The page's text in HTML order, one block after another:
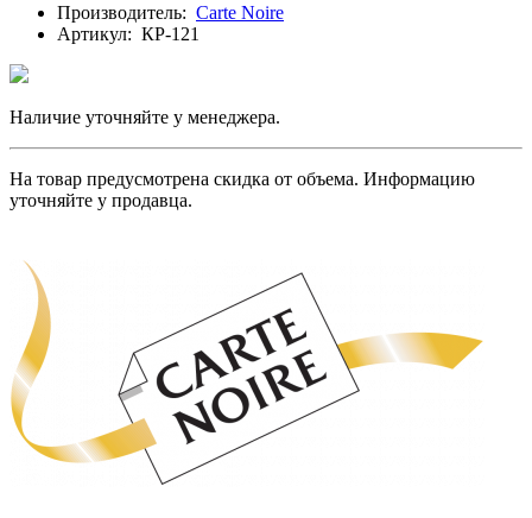
Производитель: Carte Noire
Артикул: КР-121
Наличие уточняйте у менеджера.
На товар предусмотрена скидка от объема. Информацию
уточняйте у продавца.